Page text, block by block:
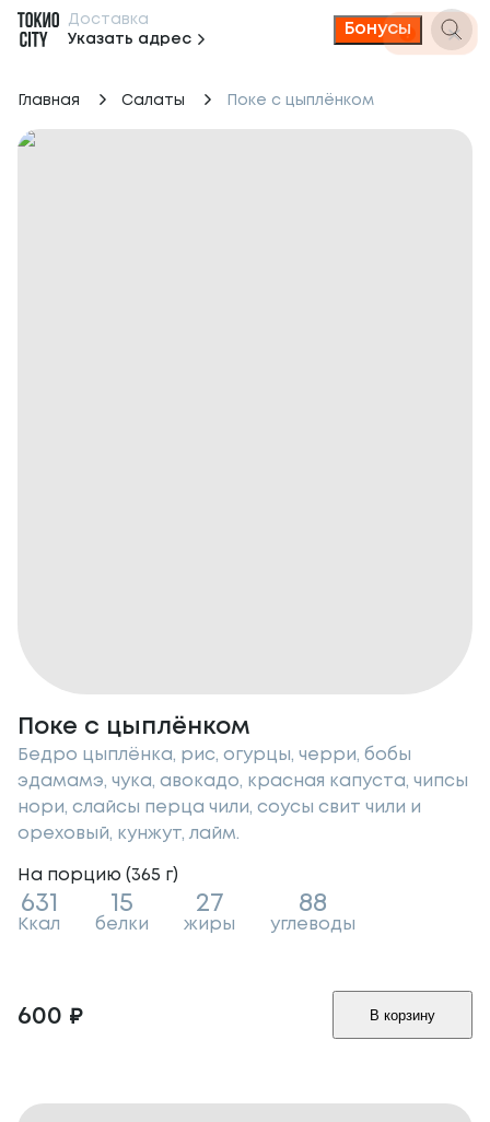
Доставка
Указать адрес
Бонусы
Главная Салаты Поке с цыплёнком
Поке с цыплёнком
Бедро цыплёнка, рис, огурцы, черри, бобы
эдамамэ, чука, авокадо, красная капуста, чипсы
нори, слайсы перца чили, соусы свит чили и
ореховый, кунжут, лайм.
На порцию (365 г)
631
Ккал
15
белки
27
жиры
88
углеводы
600 ₽ В корзину